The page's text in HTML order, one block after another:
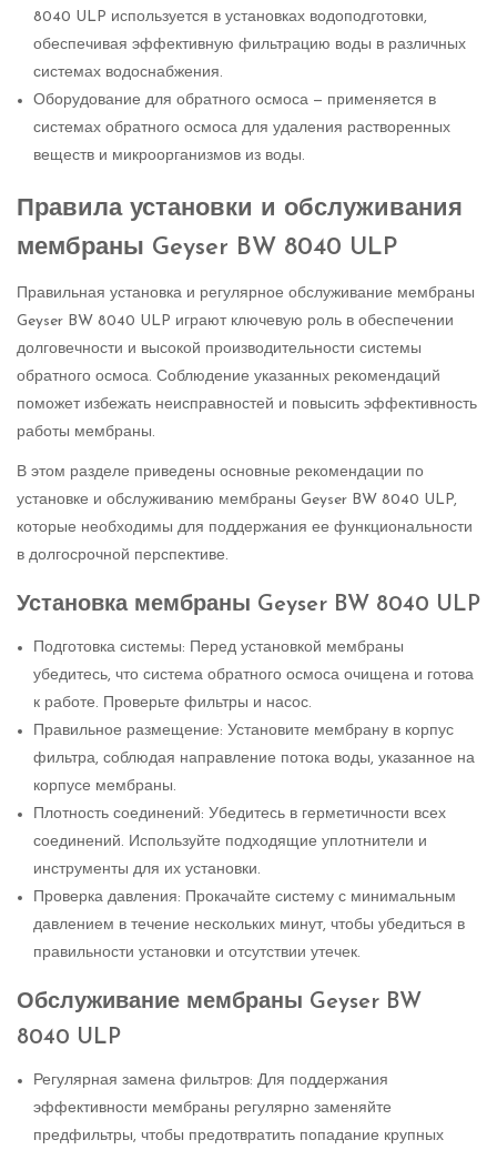
8040 ULP используется в установках водоподготовки,
обеспечивая эффективную фильтрацию воды в различных
системах водоснабжения.
Оборудование для обратного осмоса — применяется в
системах обратного осмоса для удаления растворенных
веществ и микроорганизмов из воды.
Правила установки и обслуживания
мембраны Geyser BW 8040 ULP
Правильная установка и регулярное обслуживание мембраны
Geyser BW 8040 ULP играют ключевую роль в обеспечении
долговечности и высокой производительности системы
обратного осмоса. Соблюдение указанных рекомендаций
поможет избежать неисправностей и повысить эффективность
работы мембраны.
В этом разделе приведены основные рекомендации по
установке и обслуживанию мембраны Geyser BW 8040 ULP,
которые необходимы для поддержания ее функциональности
в долгосрочной перспективе.
Установка мембраны Geyser BW 8040 ULP
Подготовка системы: Перед установкой мембраны
убедитесь, что система обратного осмоса очищена и готова
к работе. Проверьте фильтры и насос.
Правильное размещение: Установите мембрану в корпус
фильтра, соблюдая направление потока воды, указанное на
корпусе мембраны.
Плотность соединений: Убедитесь в герметичности всех
соединений. Используйте подходящие уплотнители и
инструменты для их установки.
Проверка давления: Прокачайте систему с минимальным
давлением в течение нескольких минут, чтобы убедиться в
правильности установки и отсутствии утечек.
Обслуживание мембраны Geyser BW
8040 ULP
Регулярная замена фильтров: Для поддержания
эффективности мембраны регулярно заменяйте
предфильтры, чтобы предотвратить попадание крупных